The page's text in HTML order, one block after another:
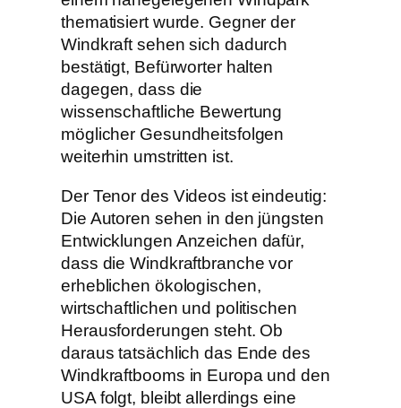
thematisiert wurde. Gegner der
Windkraft sehen sich dadurch
bestätigt, Befürworter halten
dagegen, dass die
wissenschaftliche Bewertung
möglicher Gesundheitsfolgen
weiterhin umstritten ist.
Der Tenor des Videos ist eindeutig:
Die Autoren sehen in den jüngsten
Entwicklungen Anzeichen dafür,
dass die Windkraftbranche vor
erheblichen ökologischen,
wirtschaftlichen und politischen
Herausforderungen steht. Ob
daraus tatsächlich das Ende des
Windkraftbooms in Europa und den
USA folgt, bleibt allerdings eine